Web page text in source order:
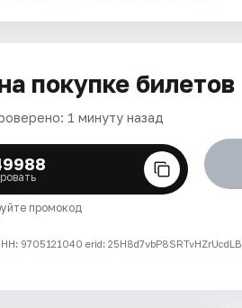
покупке билетов
1 минуту назад
промокод
erid: 25H8d7vbP8SRTvHZrUcdLB